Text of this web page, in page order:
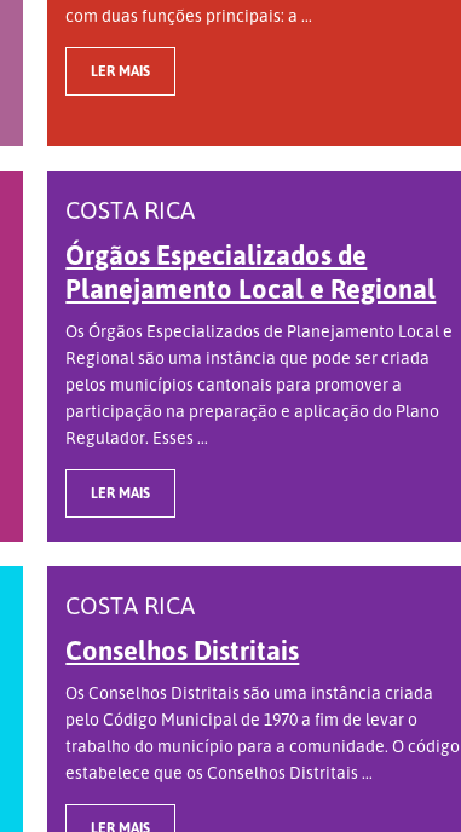
com duas funções principais: a ...
LER MAIS
COSTA RICA
Órgãos Especializados de
Planejamento Local e Regional
Os Órgãos Especializados de Planejamento Local e
Regional são uma instância que pode ser criada
pelos municípios cantonais para promover a
participação na preparação e aplicação do Plano
Regulador. Esses ...
LER MAIS
COSTA RICA
Conselhos Distritais
Os Conselhos Distritais são uma instância criada
pelo Código Municipal de 1970 a fim de levar o
trabalho do município para a comunidade. O código
estabelece que os Conselhos Distritais ...
LER MAIS